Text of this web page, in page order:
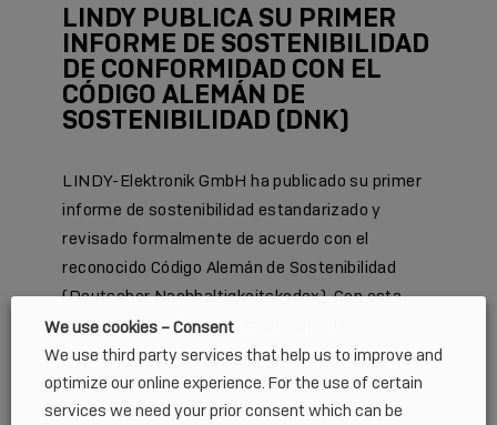
LINDY PUBLICA SU PRIMER
INFORME DE SOSTENIBILIDAD
DE CONFORMIDAD CON EL
CÓDIGO ALEMÁN DE
SOSTENIBILIDAD (DNK)
LINDY-Elektronik GmbH ha publicado su primer
informe de sostenibilidad estandarizado y
revisado formalmente de acuerdo con el
reconocido Código Alemán de Sostenibilidad
(Deutscher Nachhaltigkeitskodex). Con esta
publicación, la empresa marca un hito
importante en el fortalecimiento de la
transparencia para sus partes interesadas y en
el avance sistemático de su estrategia de
We use cookies – Consent
We use third party services that help us to improve and
optimize our online experience. For the use of certain
services we need your prior consent which can be